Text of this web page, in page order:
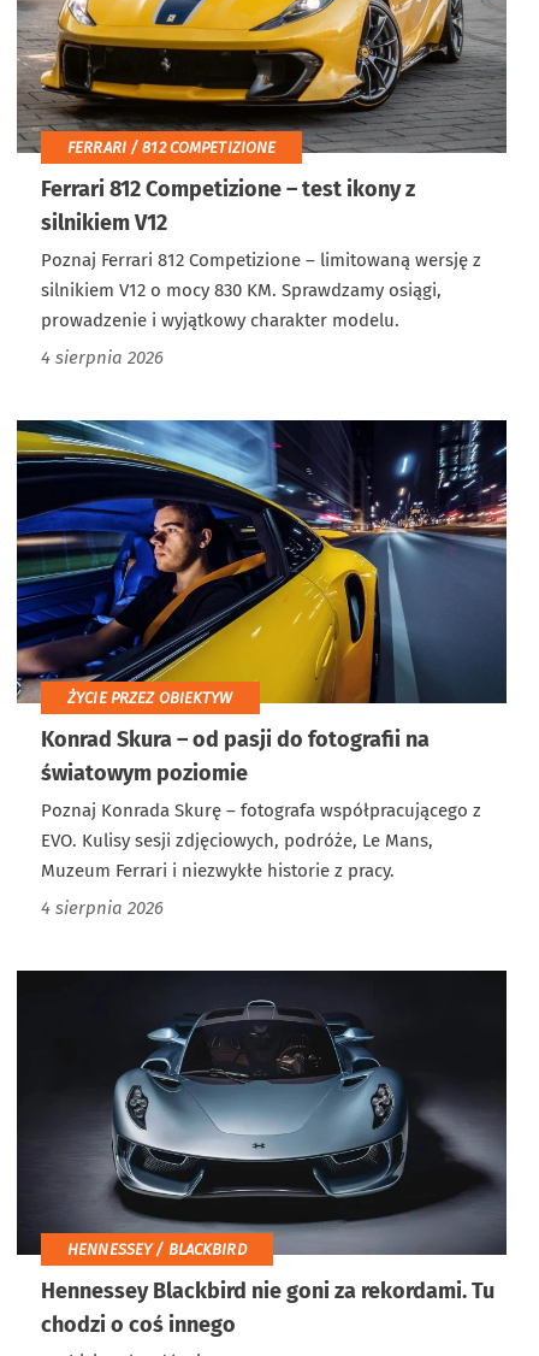
FERRARI / 812 COMPETIZIONE
Ferrari 812 Competizione – test ikony z
silnikiem V12
Poznaj Ferrari 812 Competizione – limitowaną wersję z
silnikiem V12 o mocy 830 KM. Sprawdzamy osiągi,
prowadzenie i wyjątkowy charakter modelu.
4 sierpnia 2026
ŻYCIE PRZEZ OBIEKTYW
Konrad Skura – od pasji do fotografii na
światowym poziomie
Poznaj Konrada Skurę – fotografa współpracującego z
EVO. Kulisy sesji zdjęciowych, podróże, Le Mans,
Muzeum Ferrari i niezwykłe historie z pracy.
4 sierpnia 2026
HENNESSEY / BLACKBIRD
Hennessey Blackbird nie goni za rekordami. Tu
chodzi o coś innego